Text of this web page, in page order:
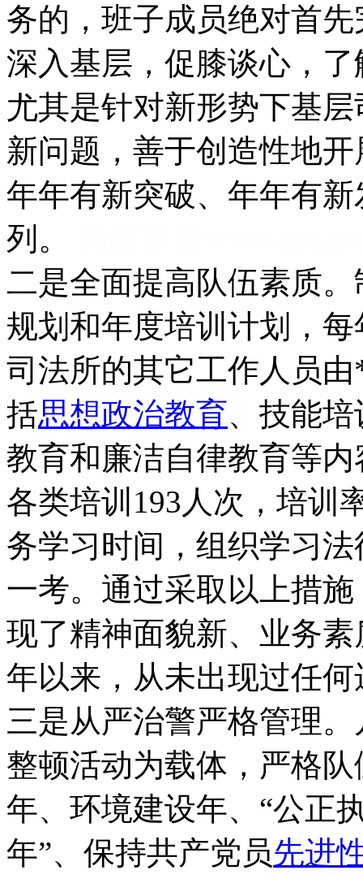
务的，班子成员绝对首
深入基层，促膝谈心，
尤其是针对新形势下基
新问题，善于创造性地
年年有新突破、年年有
列。
二是全面提高队伍素质
规划和年度培训计划，
司法所的其它工作人员
括思想政治教育、技能
教育和廉洁自律教育等
各类培训193人次，培训
务学习时间，组织学习
一考。通过采取以上措
现了精神面貌新、业务
年以来，从未出现过任
三是从严治警严格管理
整顿活动为载体，严格
年、环境建设年、“公正
年”、保持共产党员先进